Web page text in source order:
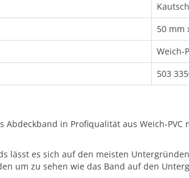
50 mm
Weich-
503
Abdeckband in Profiqualität aus Weich-
lässt es sich auf den meisten
um zu sehen wie das Band auf den